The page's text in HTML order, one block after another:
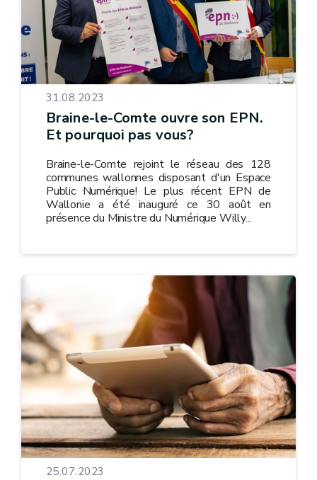
31.08.2023
Braine-le-Comte ouvre son EPN.
Et pourquoi pas vous?
Braine-le-Comte rejoint le réseau des 128
communes wallonnes disposant d'un Espace
Public Numérique! Le plus récent EPN de
Wallonie a été inauguré ce 30 août en
présence du Ministre du Numérique Willy...
25.07.2023